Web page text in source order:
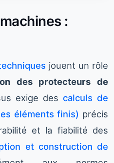
:
jouent un rôle
des protecteurs de
exige des calculs de
éléments finis) précis
et la fiabilité des
et construction de